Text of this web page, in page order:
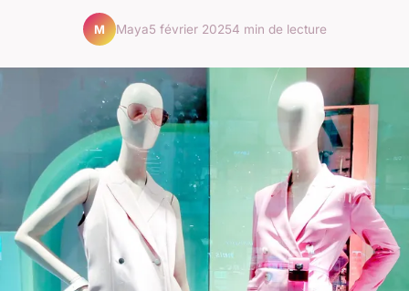
M Maya5 février 20254 min de lecture